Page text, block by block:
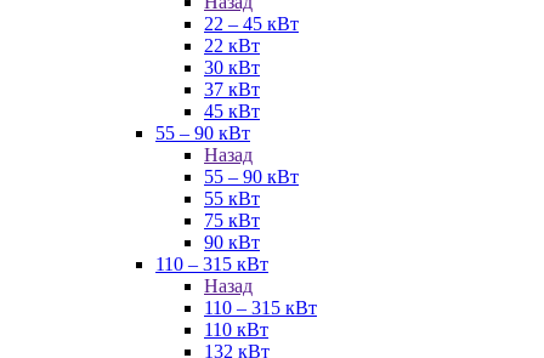
22 – 45 кВт
22 кВт
30 кВт
37 кВт
45 кВт
55 – 90 кВт
Назад
55 – 90 кВт
55 кВт
75 кВт
90 кВт
110 – 315 кВт
Назад
110 – 315 кВт
110 кВт
132 кВт